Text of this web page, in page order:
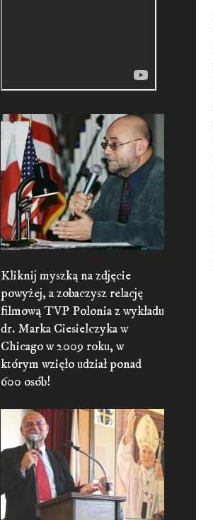
Kliknij myszką na zdjęcie
powyżej, a zobaczysz relację
filmową TVP Polonia z wykładu
dr. Marka Ciesielczyka w
Chicago w 2009 roku, w
którym wzięło udział ponad
600 osób!